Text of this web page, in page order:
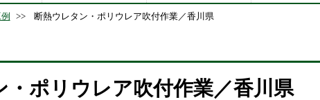
>> 断熱ウレタン・ポリウレア吹付作業／香川県
・ポリウレア吹付作業／香川県